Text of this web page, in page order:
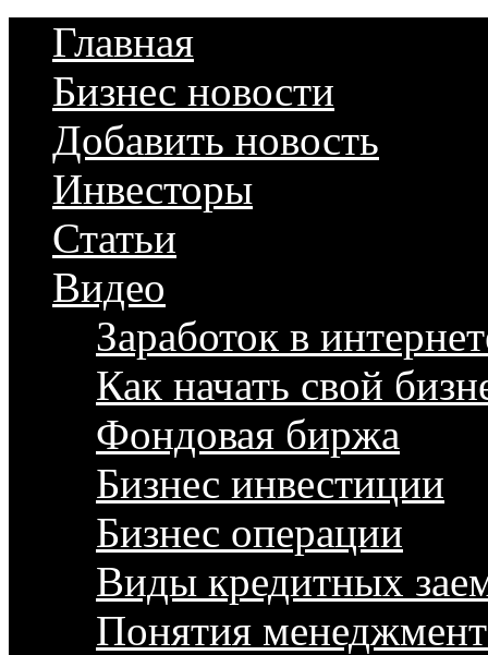
Главная
Бизнес новости
Добавить новость
Инвесторы
Статьи
Видео
Заработок в
Как начать свой
Фондовая биржа
Бизнес инвестиции
Бизнес операции
Виды кредитных
Понятия